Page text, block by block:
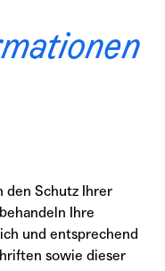
den Schutz Ihrer
Ihre
und entsprechend
sowie dieser